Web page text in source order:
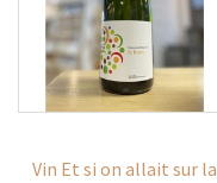
Vin Et si on allait sur la